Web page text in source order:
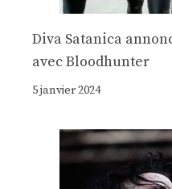
Diva Satanica
avec Bloodhunter
5 janvier 2024